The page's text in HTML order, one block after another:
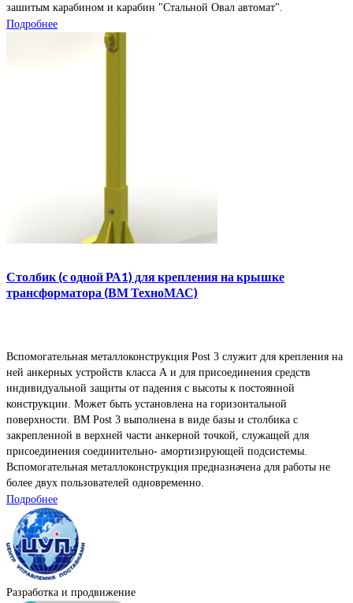
зашитым карабином и карабин "Стальной Овал автомат".
Подробнее
Столбик (с одной РА1) для крепления на крышке
трансформатора (ВМ ТехноМАС)
Вспомогательная металлоконструкция Post 3 служит для крепления на
ней анкерных устройств класса А и для присоединения средств
индивидуальной защиты от падения с высоты к постоянной
конструкции. Может быть установлена на горизонтальной
поверхности. ВМ Post 3 выполнена в виде базы и столбика с
закрепленной в верхней части анкерной точкой, служащей для
присоединения соединительно- амортизирующей подсистемы.
Вспомогательная металлоконструкция предназначена для работы не
более двух пользователей одновременно.
Подробнее
Разработка и продвижение